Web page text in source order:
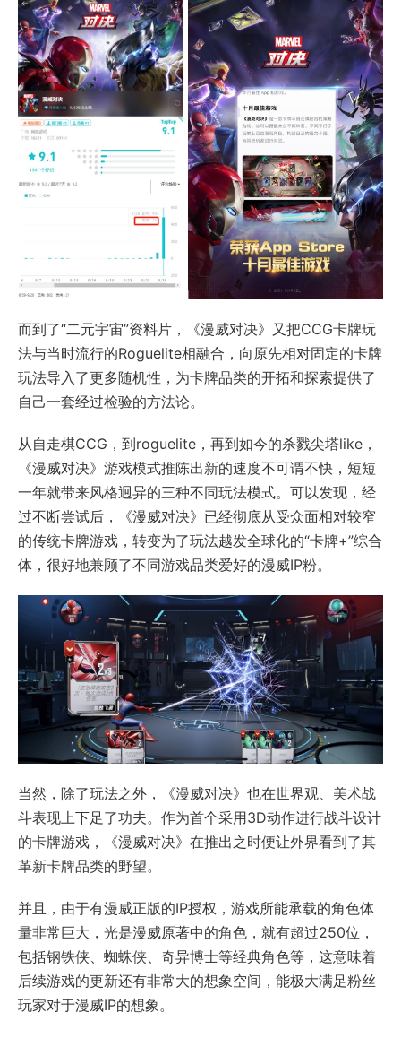
而到了“二元宇宙”资料片，《漫威对决》又把CCG卡牌玩
法与当时流行的Roguelite相融合，向原先相对固定的卡牌
玩法导入了更多随机性，为卡牌品类的开拓和探索提供了
自己一套经过检验的方法论。
从自走棋CCG，到roguelite，再到如今的杀戮尖塔like，
《漫威对决》游戏模式推陈出新的速度不可谓不快，短短
一年就带来风格迥异的三种不同玩法模式。可以发现，经
过不断尝试后，《漫威对决》已经彻底从受众面相对较窄
的传统卡牌游戏，转变为了玩法越发全球化的“卡牌+”综合
体，很好地兼顾了不同游戏品类爱好的漫威IP粉。
当然，除了玩法之外，《漫威对决》也在世界观、美术战
斗表现上下足了功夫。作为首个采用3D动作进行战斗设计
的卡牌游戏，《漫威对决》在推出之时便让外界看到了其
革新卡牌品类的野望。
并且，由于有漫威正版的IP授权，游戏所能承载的角色体
量非常巨大，光是漫威原著中的角色，就有超过250位，
包括钢铁侠、蜘蛛侠、奇异博士等经典角色等，这意味着
后续游戏的更新还有非常大的想象空间，能极大满足粉丝
玩家对于漫威IP的想象。